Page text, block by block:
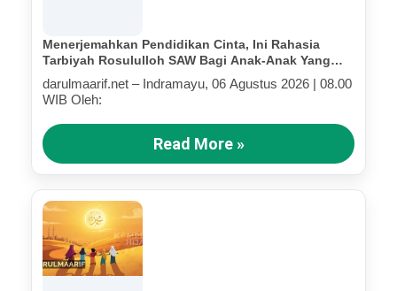
Menerjemahkan Pendidikan Cinta, Ini Rahasia
Tarbiyah Rosululloh SAW Bagi Anak-Anak Yang
Terluka (Bagian IV)
darulmaarif.net – Indramayu, 06 Agustus 2026 | 08.00
WIB Oleh:
Read More »